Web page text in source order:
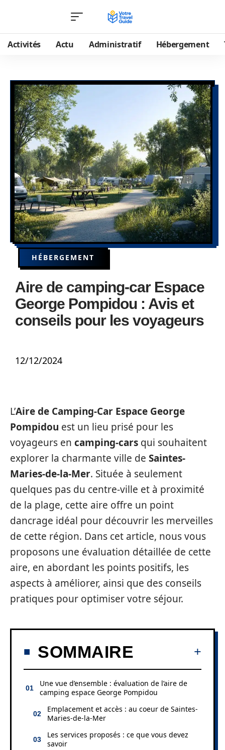
Activités Actu Administratif Hébergement
HÉBERGEMENT
Aire de camping-car Espace
George Pompidou : Avis et
conseils pour les voyageurs
12/12/2024
L’Aire de Camping-Car Espace George
Pompidou est un lieu prisé pour les
voyageurs en camping-cars qui souhaitent
explorer la charmante ville de Saintes-
Maries-de-la-Mer. Située à seulement
quelques pas du centre-ville et à proximité
de la plage, cette aire offre un point
dancrage idéal pour découvrir les merveilles
de cette région. Dans cet article, nous vous
proposons une évaluation détaillée de cette
aire, en abordant les points positifs, les
aspects à améliorer, ainsi que des conseils
pratiques pour optimiser votre séjour.
SOMMAIRE
Une vue d’ensemble : évaluation de l’aire de
camping espace George Pompidou
Emplacement et accès : au coeur de Saintes-
Maries-de-la-Mer
Les services proposés : ce que vous devez
savoir